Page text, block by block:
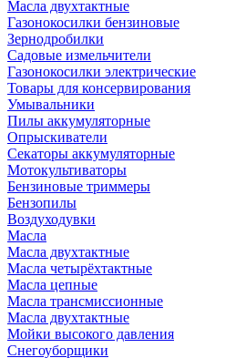
Масла двухтактные
Газонокосилки бензиновые
Зернодробилки
Садовые измельчители
Газонокосилки электрические
Товары для консервирования
Умывальники
Пилы аккумуляторные
Опрыскиватели
Секаторы аккумуляторные
Мотокультиваторы
Бензиновые триммеры
Бензопилы
Воздуходувки
Масла
Масла двухтактные
Масла четырёхтактные
Масла цепные
Масла трансмиссионные
Масла двухтактные
Мойки высокого давления
Снегоуборщики